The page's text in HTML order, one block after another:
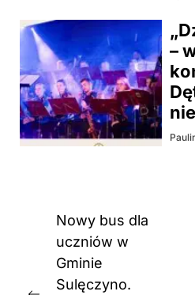
–
Nawigacja
wpisu
Nowy bus dla
uczniów w
Gminie
Sulęczyno.